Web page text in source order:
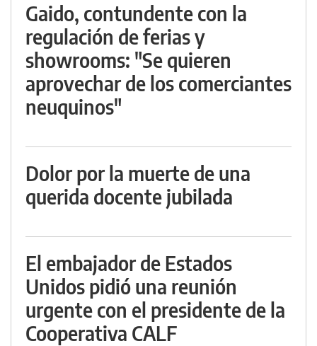
Gaido, contundente con la
regulación de ferias y
showrooms: "Se quieren
aprovechar de los comerciantes
neuquinos"
Dolor por la muerte de una
querida docente jubilada
El embajador de Estados
Unidos pidió una reunión
urgente con el presidente de la
Cooperativa CALF